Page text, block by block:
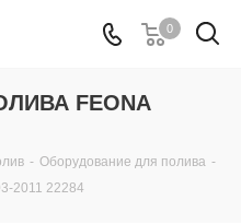
0
FEONA
- Оборудование для полива -
2011 22284